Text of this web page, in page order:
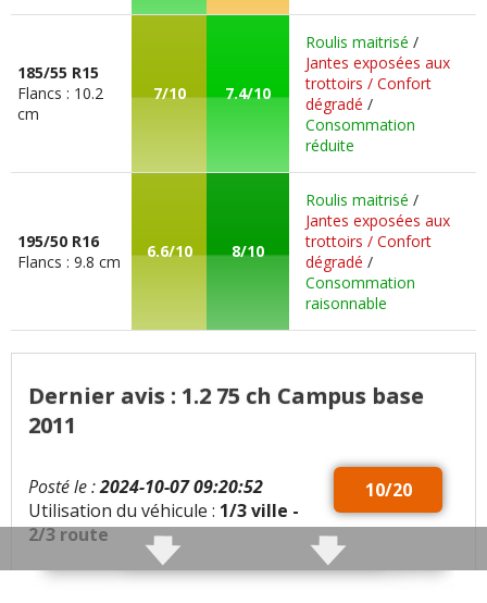
185/55 R15
Flancs : 10.2
cm
7/10 7.4/10
Roulis maitrisé /
Jantes exposées aux
trottoirs / Confort
dégradé /
Consommation
réduite
195/50 R16
Flancs : 9.8 cm
6.6/10 8/10
Roulis maitrisé /
Jantes exposées aux
trottoirs / Confort
dégradé /
Consommation
raisonnable
Dernier avis : 1.2 75 ch Campus base
2011
10/20
Posté le :2024-10-07 09:20:52
Utilisation du véhicule : 1/3 ville -
2/3 route